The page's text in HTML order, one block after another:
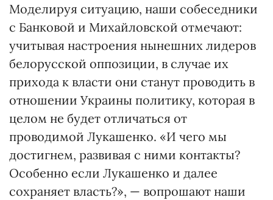
Моделируя ситуацию, наши собеседники
с Банковой и Михайловской отмечают:
учитывая настроения нынешних лидеров
белорусской оппозиции, в случае их
прихода к власти они станут проводить в
отношении Украины политику, которая в
целом не будет отличаться от
проводимой Лукашенко. «И чего мы
достигнем, развивая с ними контакты?
Особенно если Лукашенко и далее
сохраняет власть?», — вопрошают наши